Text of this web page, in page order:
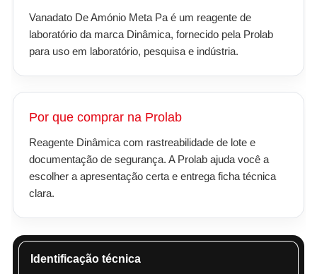
Vanadato De Amónio Meta Pa é um reagente de
laboratório da marca Dinâmica, fornecido pela Prolab
para uso em laboratório, pesquisa e indústria.
Por que comprar na Prolab
Reagente Dinâmica com rastreabilidade de lote e
documentação de segurança. A Prolab ajuda você a
escolher a apresentação certa e entrega ficha técnica
clara.
Identificação técnica